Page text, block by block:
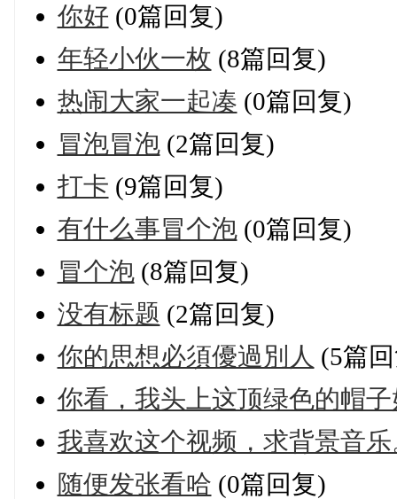
你好 (0篇回复)
年轻小伙一枚 (8篇回复)
热闹大家一起凑 (0篇回复)
冒泡冒泡(2篇回复)
打卡 (9篇回复)
有什么事冒个泡(0篇回复)
冒个泡(8篇回复)
没有标题 (2篇回复)
你的思想必須優過別人 (5篇
你看，我头上这顶绿色的帽
我喜欢这个视频，求背景音乐
随便发张看哈 (0篇回复)